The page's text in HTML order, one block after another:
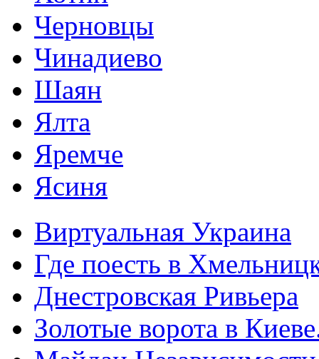
Черновцы
Чинадиево
Шаян
Ялта
Яремче
Ясиня
Виртуальная Украина
Где поесть в
Днестровская Ривьера
Золотые ворота в